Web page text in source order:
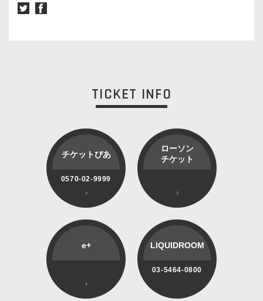
TICKET INFO
チケットぴあ
0570-02-9999
ローソン
チケット
e+ LIQUIDROOM
03-5464-0800